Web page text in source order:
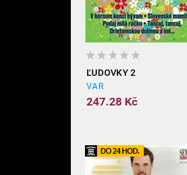
ĽUDOVKY 2
VAR
247.28 Kč